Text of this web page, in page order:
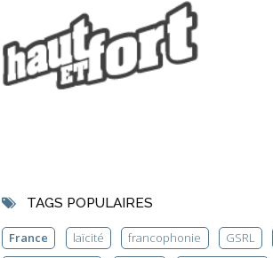
TAGS POPULAIRES
France laïcité francophonie GSRL